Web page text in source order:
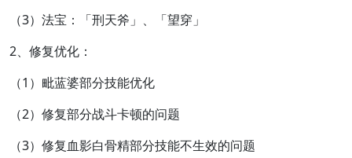
（3）法宝：「刑天斧」、「望穿」
2、修复优化：
（1）毗蓝婆部分技能优化
（2）修复部分战斗卡顿的问题
（3）修复血影白骨精部分技能不生效的问题